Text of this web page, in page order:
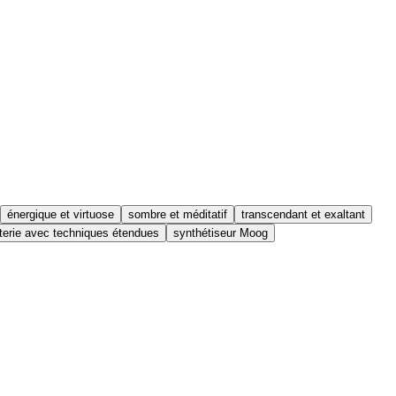
énergique et virtuose sombre et méditatif
transcendant et exaltant
avec techniques étendues
synthétiseur Moog